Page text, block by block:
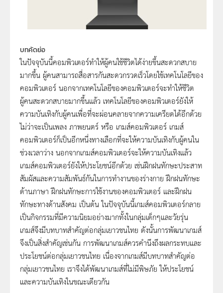
บทคัดย่อ
ในปัจจุบันนี้คอมพิวเตอร์ทำให้ผู้คนใช้ชีวิตได้ง่ายขึ้นสะดวกสบาย
มากขึ้น ผู้คนสามารถสื่อสารกันสะดวกรวดเร็วโดยใช้เทคโนโลยีของ
คอมพิวเตอร์ นอกจากเทคโนโลยีของคอมพิวเตอร์จะทำให้ชีวิต
ผู้คนสะดวกสบายมากขึ้นแล้ว เทคโนโลยีของคอมพิวเตอร์ยังให้
ความบันเทิงกับผู้คนเพื่อที่จะผ่อนคลายจากความเครียดได้อีกด้วย
ไม่ว่าจะเป็นเพลง ภาพยนตร์ หรือ เกมส์คอมพิวเตอร์ เกมส์
คอมพิวเตอร์ก็เป็นอีกหนึ่งทางเลือกที่จะให้ความบันเทิงกับผู้คนใน
ช่วงเวลาว่าง นอกจากเกมส์คอมพิวเตอร์จะให้ความบันเทิงแล้ว
เกมส์คอมพิวเตอร์ยังให้ประโยชน์อีกด้วย เช่นฝึกฝนทักษะประสาท
สัมผัสและความสัมพันธ์กันในการทำงานของร่างกาย ฝึกฝนทักษะ
ด้านภาษา ฝึกฝนทักษะการใช้งานของคอมพิวเตอร์ และฝึกฝน
ทักษะทางด้านสังคม เป็นต้น ในปัจจุบันนี้เกมส์คอมพิวเตอร์กลาย
เป็นกิจกรรมที่มีความนิยมอย่างมากทั้งในกลุ่มเด็กๆและวัยรุ่น
เกมส์จึงมีบทบาทสำคัญต่อกลุ่มเยาวชนไทย ดังนั้นการพัฒนาเกมส์
จึงเป็นสิ่งสำคัญเช่นกัน การพัฒนาเกมส์ควรคำนึงถึงผลกระทบและ
ประโยชน์ต่อกลุ่มเยาวชนไทย เนื่องจากเกมส์มีบทบาทสำคัญต่อ
กลุ่มเยาวชนไทย เราจึงได้พัฒนาเกมส์ที่ไม่มีพิษภัย ให้ประโยชน์
และความบันเทิงในขณะเดียวกัน